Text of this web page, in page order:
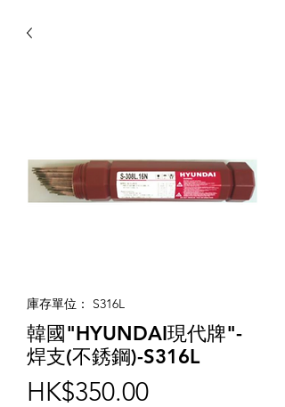
庫存單位： S316L
韓國"HYUNDAI現代牌"-
焊支(不銹鋼)-S316L
HK$350.00價